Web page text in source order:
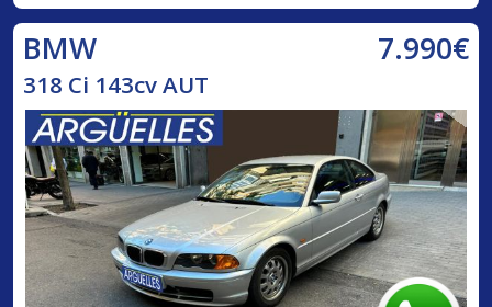
BMW 7.990€
318 Ci 143cv AUT